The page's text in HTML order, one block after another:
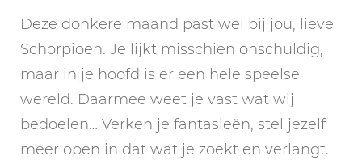
Deze donkere maand past wel bij jou, lieve
Schorpioen. Je lijkt misschien onschuldig,
maar in je hoofd is er een hele speelse
wereld. Daarmee weet je vast wat wij
bedoelen… Verken je fantasieën, stel jezelf
meer open in dat wat je zoekt en verlangt.